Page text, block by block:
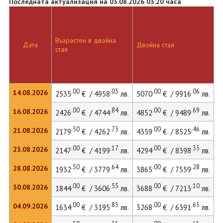
Дата
14.08.2026
16.08.2026
21.08.2026
23.08.2026
28.08.2026
30.08.2026
04.09.2026
Възрастен в двойна
стая
Двойна стая
2535.00€ / 4958.03 лв. 5070.00€ / 9916.06 лв.
2426.00€ / 4744.84лв. 4852.00€ / 9489.69 лв.
2179.50€ / 4262.73 лв. 4359.00€ / 8525.46 лв.
2147.00€ / 4199.17 лв. 4294.00€ / 8398.33 лв.
1932.50€ / 3779.64лв. 3865.00€ / 7559.28 лв.
1844.00€ / 3606.55 лв. 3688.00€ / 7213.10лв.
1634.00€ / 3195.83 лв. 3268.00€ / 6391.65 лв.